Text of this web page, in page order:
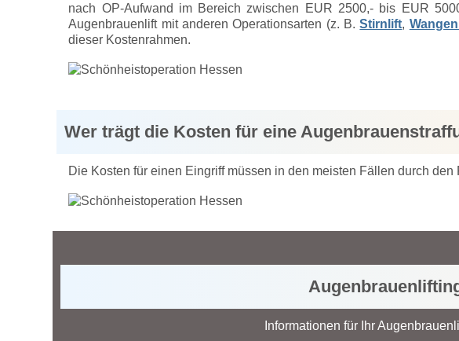
nach OP-Aufwand im Bereich zwischen EUR 2500,- bis EUR
Augenbrauenlift mit anderen Operationsarten (z. B.Stirnlift,
dieser Kostenrahmen.
Wer trägt die Kosten für eine
Die Kosten für einen Eingriff müssen in den meisten Fällen durch den
Informationen für Ihr